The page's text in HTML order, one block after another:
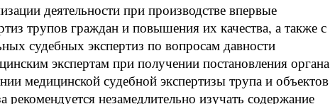
деятельности при производстве впервые
трупов граждан и повышения их качества, а также с
судебных экспертиз по вопросам давности
экспертам при получении постановления органа
медицинской судебной экспертизы трупа и объектов
рекомендуется незамедлительно изучать содержание